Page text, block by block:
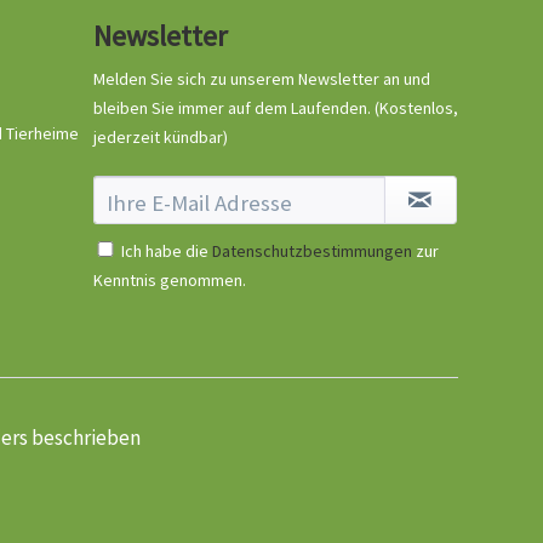
29,90 € *
Tierheime
Newsletter
Melden Sie sich zu unserem Newsletter an und
bleiben Sie immer auf dem Laufenden. (Kostenlos,
jederzeit kündbar)
Ich habe die Datenschutzbestimmungen zur
Kenntnis genommen.
beschrieben